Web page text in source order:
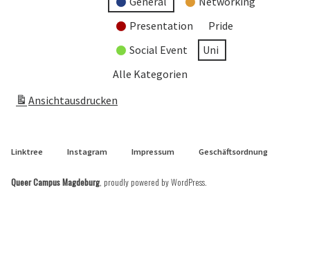
Presentation
Pride
Social Event
Uni
Alle Kategorien
Ansichtausdrucken
Linktree Instagram Impressum Geschäftsordnung
Queer Campus Magdeburg, proudly powered by WordPress.